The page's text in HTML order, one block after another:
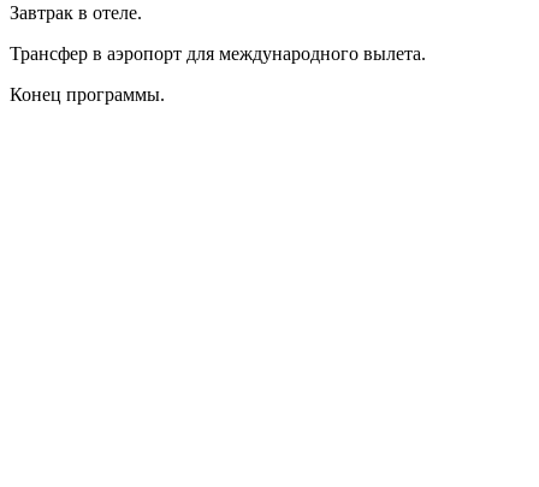
Завтрак в отеле.
Трансфер в аэропорт для международного вылета.
Конец программы.